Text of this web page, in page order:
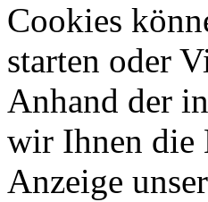
Cookies
starten oder
Anhand der
wir Ihnen die
Anzeige